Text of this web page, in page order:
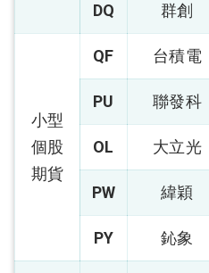
DQ 群創
小型
個股
期貨
QF 台積電
PU 聯發科
OL 大立光
PW 緯穎
PY 鈊象